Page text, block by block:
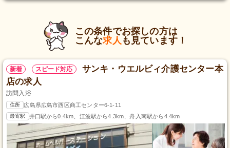
この条件でお探しの方は
こんな求人 も見ています！
新着 スピード対応
サンキ・ウエルビィ介護センター本
店の求人
訪問入浴
住所 広島県広島市西区商工センター6-1-11
最寄駅 井口駅から0.4km、江波駅から4.3km、舟入南駅から4.4km